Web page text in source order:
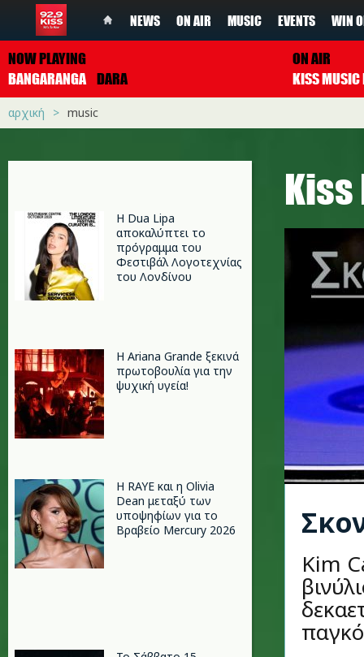
NEWS ON AIR MUSIC EVENTS WIN
NOW PLAYING
BANGARANGA DARA
ON AIR
αρχική music
Η Dua Lipa
αποκαλύπτει το
πρόγραμμα του
Φεστιβάλ Λογοτεχνίας
του Λονδίνου
Η Ariana Grande ξεκινά
πρωτοβουλία για την
ψυχική υγεία!
Η RAYE και η Olivia
Dean μεταξύ των
υποψηφίων για το
Βραβείο Mercury 2026
Κiss
Kim